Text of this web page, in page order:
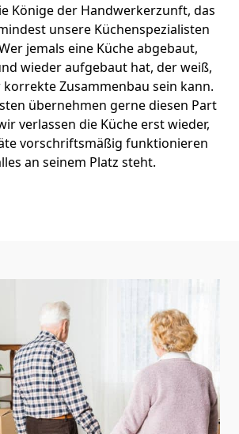
Könige der Handwerkerzunft, das
unsere Küchenspezialisten
jemals eine Küche abgebaut,
wieder aufgebaut hat, der weiß,
Zusammenbau sein kann.
übernehmen gerne diesen Part
verlassen die Küche erst wieder,
vorschriftsmäßig funktionieren
an seinem Platz steht.